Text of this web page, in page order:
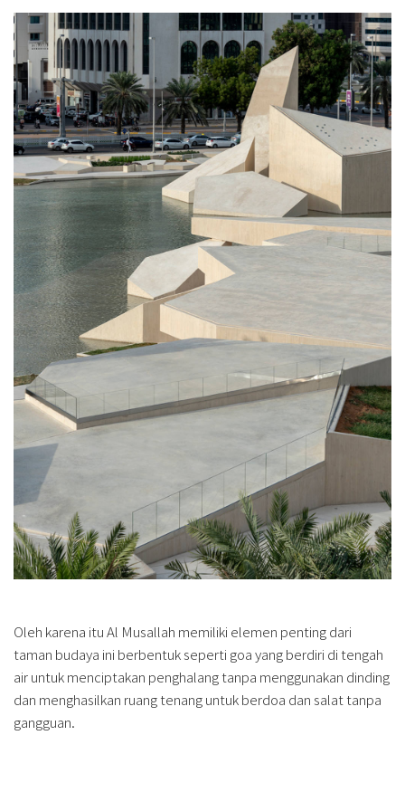
Oleh karena itu Al Musallah memiliki elemen penting dari
taman budaya ini berbentuk seperti goa yang berdiri di tengah
air untuk menciptakan penghalang tanpa menggunakan dinding
dan menghasilkan ruang tenang untuk berdoa dan salat tanpa
gangguan.